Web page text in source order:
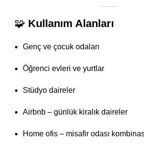
🧩 Kullanım Alanları
Genç ve çocuk odaları
Öğrenci evleri ve yurtlar
Stüdyo daireler
Airbnb – günlük kiralık daireler
Home ofis – misafir odası